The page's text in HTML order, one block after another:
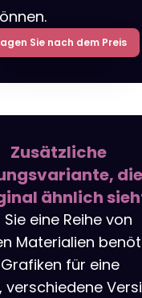
Sie nach dem Preis
Zusätzliche
ähnlich
eine Reihe von
Materialien
für eine
verschiedene